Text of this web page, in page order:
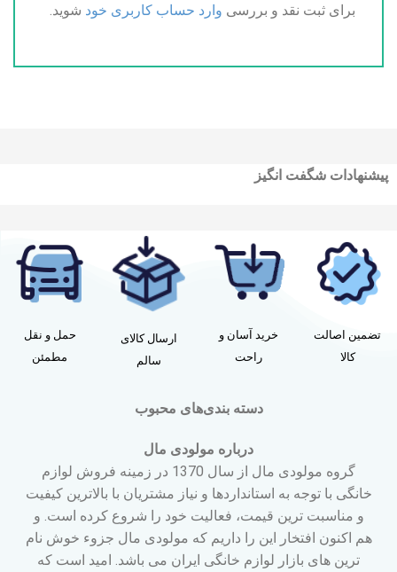
برای ثبت نقد و بررسی وارد حساب کاربری خود شوید.
پیشنهادات شگفت انگیز
تضمین اصالت
کالا
خرید آسان و
راحت
ارسال کالای
سالم
حمل و نقل
مطمئن
دسته بندی‌های محبوب
درباره مولودی مال
گروه مولودی مال از سال 1370 در زمینه فروش لوازم
خانگی با توجه به استانداردها و نیاز مشتریان با بالاترین کیفیت
و مناسبت ترین قیمت، فعالیت خود را شروع کرده است. و
هم اکنون افتخار این را داریم که مولودی مال جزوء خوش نام
ترین های بازار لوازم خانگی ایران می باشد. امید است که